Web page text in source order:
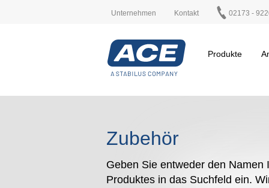
Unternehmen Kontakt 02173 -
Produkte
Zubehör
Geben Sie entweder den Namen
Produktes in das Suchfeld ein.